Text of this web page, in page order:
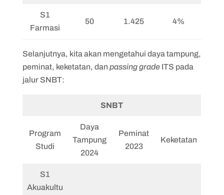
S1
Farmasi
50 1.425 4%
Selanjutnya, kita akan mengetahui daya tampung,
peminat, keketatan, danpassing grade ITS pada
jalur SNBT:
SNBT
Program
Studi
Daya
Tampung
2024
Peminat
2023
Keketatan
S1
Akuakultu